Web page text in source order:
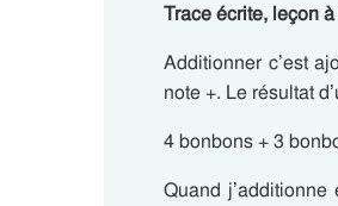
Trace écrite, leçon
Additionner c’est
note +. Le résultat
4 bonbons + 3
Quand